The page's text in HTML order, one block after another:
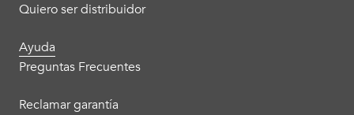
Quiero ser distribuidor
Ayuda
Preguntas Frecuentes
Reclamar garantía